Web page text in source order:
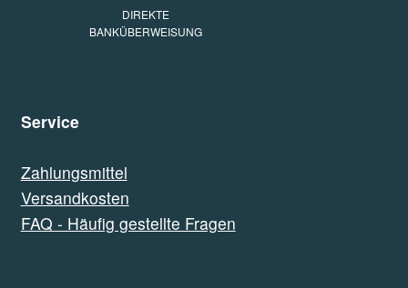
DIREKTE
BANKÜBERWEISUNG
Service
Zahlungsmittel
Versandkosten
FAQ - Häufig gestellte Fragen